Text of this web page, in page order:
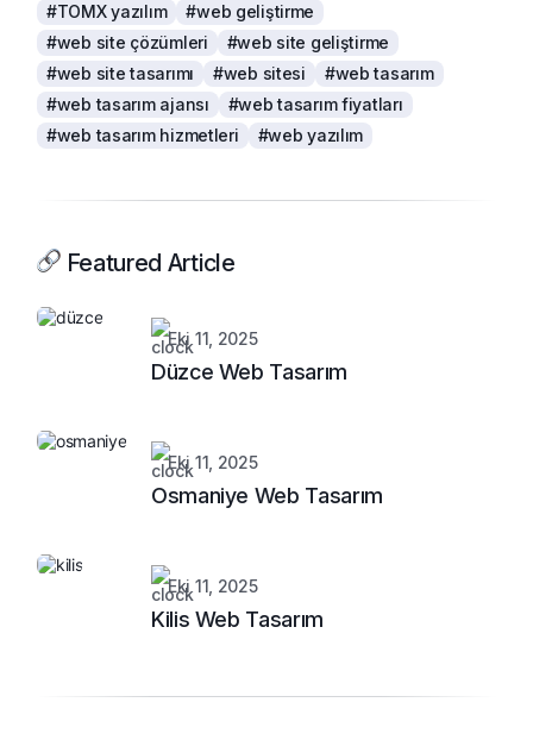
#TOMX yazılım
#web geliştirme
#web site çözümleri
#web site geliştirme
#web site tasarımı
#web sitesi
#web tasarım
#web tasarım ajansı
#web tasarım fiyatları
#web tasarım hizmetleri
#web yazılım
Featured Article
Eki 11, 2025
Düzce Web Tasarım
Eki 11, 2025
Osmaniye Web Tasarım
Eki 11, 2025
Kilis Web Tasarım